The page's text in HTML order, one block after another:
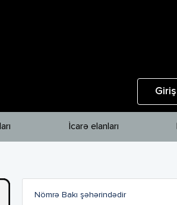
Giriş
İcarə elanları
Nömrə Bakı şəhərindədir